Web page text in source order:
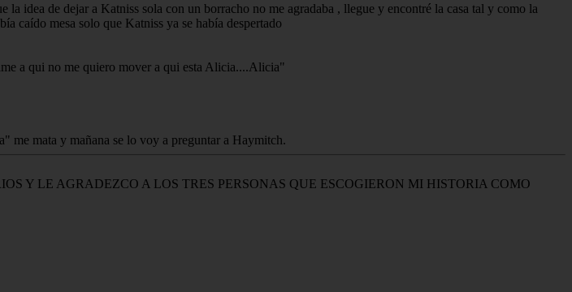
idea de dejar a Katniss sola con un borracho no me agradaba , llegue y encontré la casa tal y como la
caído mesa solo que Katniss ya se había despertado
a qui no me quiero mover a qui esta Alicia....Alicia"
me mata y mañana se lo voy a preguntar a Haymitch.
Y LE AGRADEZCO A LOS TRES PERSONAS QUE ESCOGIERON MI HISTORIA COMO